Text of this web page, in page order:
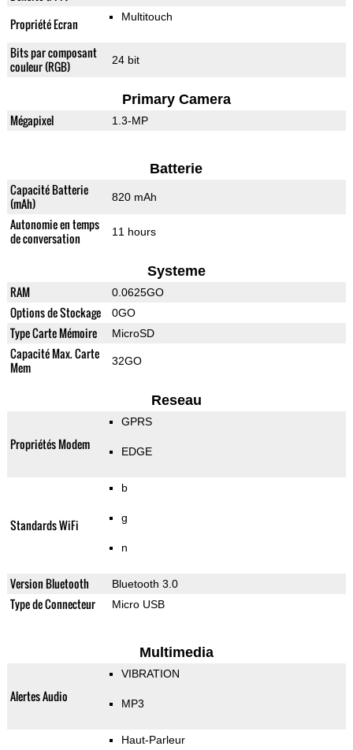
Propriété Ecran Multitouch
Bits par composant
couleur (RGB)
24 bit
Primary Camera
Mégapixel 1.3-MP
Batterie
Capacité Batterie
(mAh)
820 mAh
Autonomie en temps
de conversation
11 hours
Systeme
RAM 0.0625GO
Options de Stockage 0GO
Type Carte Mémoire MicroSD
Capacité Max. Carte
Mem
32GO
Reseau
Propriétés Modem
GPRS
EDGE
Standards WiFi
b
g
n
Version Bluetooth Bluetooth 3.0
Type de Connecteur Micro USB
Multimedia
Alertes Audio
VIBRATION
MP3
Haut-Parleur